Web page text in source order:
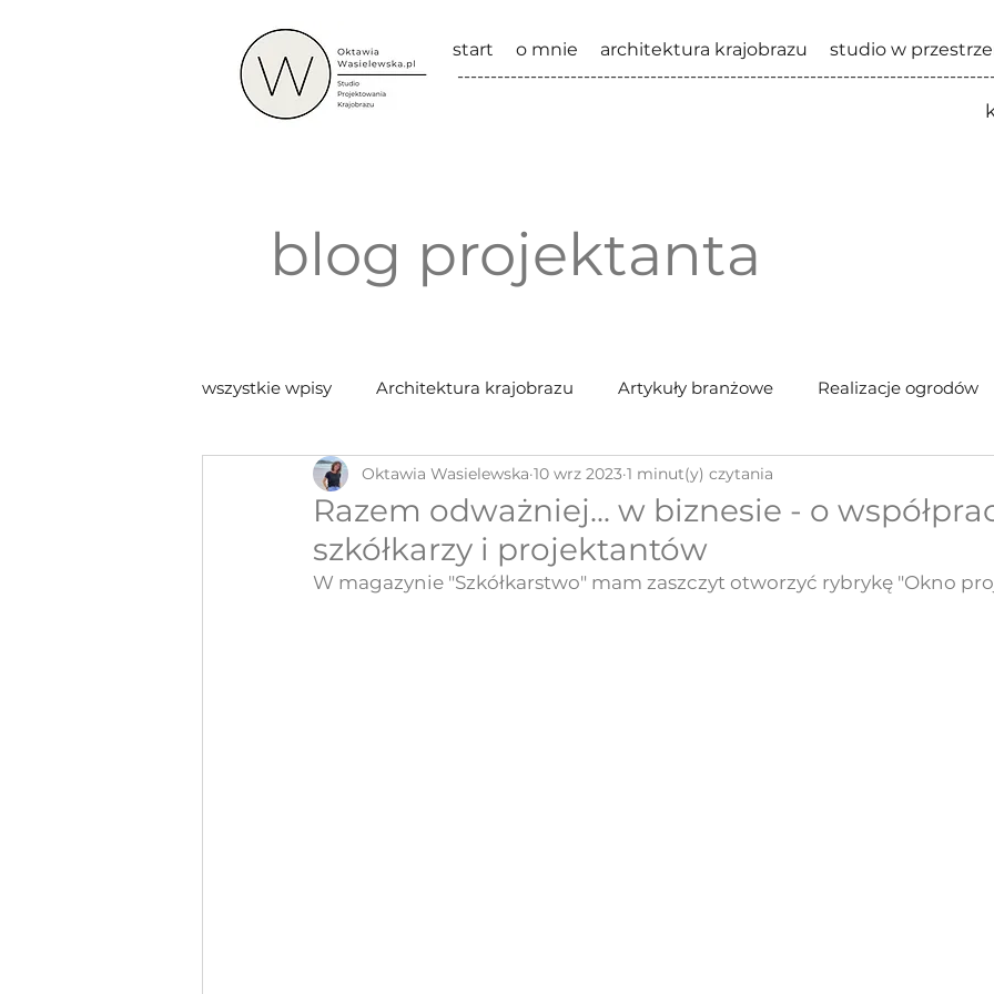
start o mnie architektura krajobrazu studio w
blog projektanta
wszystkie wpisy Architektura krajobrazu Artykuły branżowe Realizacje ogrodów
Marketing w zielonej branży Wydarzenia branżowe
Razem odważniej... w biznesie - o
szkółkarzy i projektantów
Oktawia Wasielewska 10 wrz 2023 1 minut(y) czytania
W magazynie "Szkółkarstwo" mam zaszczyt otworzyć rybrykę "Okno